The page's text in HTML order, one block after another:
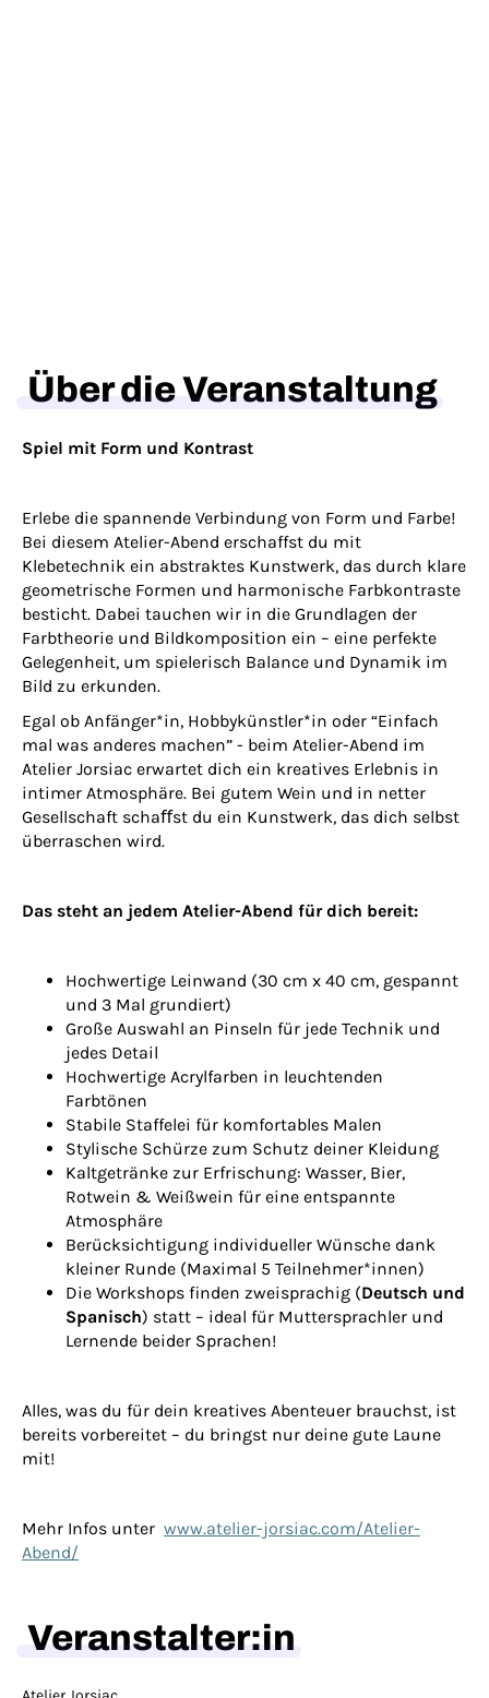
Über die Veranstaltung
Spiel mit Form und Kontrast
Erlebe die spannende Verbindung von Form und Farbe!
Bei diesem Atelier-Abend erschaffst du mit
Klebetechnik ein abstraktes Kunstwerk, das durch klare
geometrische Formen und harmonische Farbkontraste
besticht. Dabei tauchen wir in die Grundlagen der
Farbtheorie und Bildkomposition ein – eine perfekte
Gelegenheit, um spielerisch Balance und Dynamik im
Bild zu erkunden.
Egal ob Anfänger*in, Hobbykünstler*in oder “Einfach
mal was anderes machen” - beim Atelier-Abend im
Atelier Jorsiac erwartet dich ein kreatives Erlebnis in
intimer Atmosphäre. Bei gutem Wein und in netter
Gesellschaft schaﬀst du ein Kunstwerk, das dich selbst
überraschen wird.
Das steht an jedem Atelier-Abend für dich bereit:
Hochwertige Leinwand (30 cm x 40 cm, gespannt
und 3 Mal grundiert)
Große Auswahl an Pinseln für jede Technik und
jedes Detail
Hochwertige Acrylfarben in leuchtenden
Farbtönen
Stabile Staffelei für komfortables Malen
Stylische Schürze zum Schutz deiner Kleidung
Kaltgetränke zur Erfrischung: Wasser, Bier,
Rotwein & Weißwein für eine entspannte
Atmosphäre
Berücksichtigung individueller Wünsche dank
kleiner Runde (Maximal 5 Teilnehmer*innen)
Die Workshops finden zweisprachig (Deutsch und
Spanisch) statt – ideal für Muttersprachler und
Lernende beider Sprachen!
Alles, was du für dein kreatives Abenteuer brauchst, ist
bereits vorbereitet – du bringst nur deine gute Laune
mit!
Mehr Infos unter www.atelier-jorsiac.com/Atelier-
Abend/
Veranstalter:in